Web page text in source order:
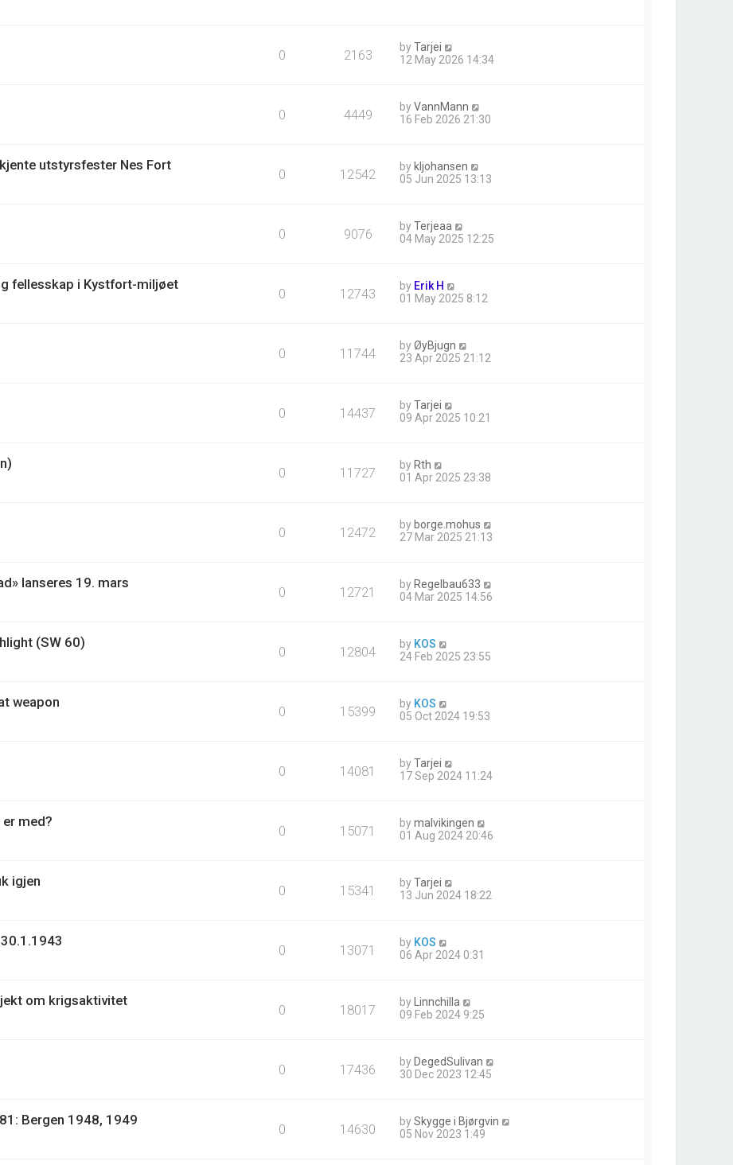
0 2163 byTarjei
12 May 2026 14:34
0 4449 byVannMann
16 Feb 2026 21:30
utstyrsfester Nes Fort
0 12542 by kljohansen
05 Jun 2025 13:13
0 9076 byTerjeaa
04 May 2025 12:25
fellesskap i Kystfort-miljøet
0 12743 by Erik H
01 May 2025 8:12
0 11744 byØyBjugn
23 Apr 2025 21:12
0 14437 byTarjei
09 Apr 2025 10:21
0 11727 by Rth
01 Apr 2025 23:38
0 12472 by borge.mohus
27 Mar 2025 21:13
lanseres 19. mars
0 12721 by Regelbau633
04 Mar 2025 14:56
(SW 60)
0 12804 by KOS
24 Feb 2025 23:55
weapon
0 15399 by KOS
05 Oct 2024 19:53
0 14081 byTarjei
17 Sep 2024 11:24
med?
0 15071 bymalvikingen
01 Aug 2024 20:46
igjen
0 15341 byTarjei
13 Jun 2024 18:22
0 13071 by KOS
06 Apr 2024 0:31
om krigsaktivitet
0 18017 by
Linnchilla
09 Feb 2024 9:25
0 17436 by DegedSulivan
30 Dec 2023 12:45
Bergen 1948, 1949
0 14630 bySkygge i Bjørgvin
05 Nov 2023 1:49